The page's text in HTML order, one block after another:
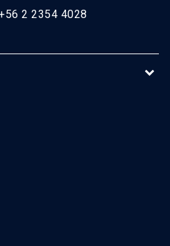
2 2354 4028